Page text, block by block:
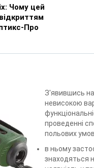
Чому цей
Про
З'явившись на
невисокою
проведенні
польових
в ньому
знаходяться